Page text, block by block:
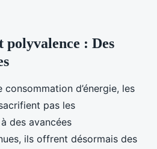
polyvalence : Des
d’énergie, les
pas les
des avancées
ils offrent désormais des